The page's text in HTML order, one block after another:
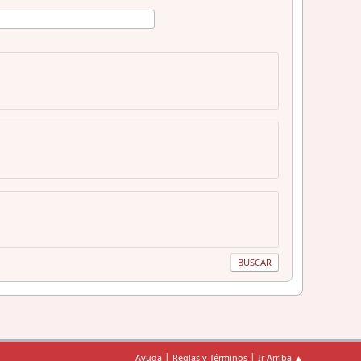
Ayuda | Reglas y Términos | Ir Arriba ▲